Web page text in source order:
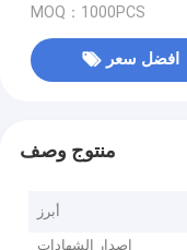
MOQ：1000PCS
افضل سعر
منتوج وصف
أبرز
إصدار الشهادات